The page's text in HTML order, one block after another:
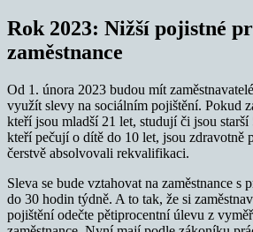
Rok 2023: Nižší pojistné
zaměstnance
Od 1. února 2023 budou mít
využít slevy na sociálním pojištění. Pokud
kteří jsou mladší 21 let, studují či jsou
kteří pečují o dítě do 10 let, jsou zdravotně
čerstvě absolvovali rekvalifikaci.
Sleva se bude vztahovat na zaměstnance s
do 30 hodin týdně. A to tak, že si
pojištění odečte pětiprocentní úlevu z